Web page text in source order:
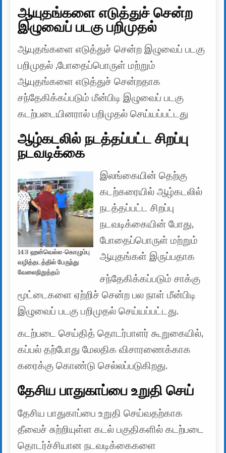
ஆயுதங்களை எடுத்துச் சென்ற
இழுவைப் படகு பறிமுதல்
ஆயுதங்களை எடுத்துச் சென்ற இழுவைப் படகு
பறிமுதல் ,போதைப்பொருள் மற்றும்
ஆயுதங்களை எடுத்துச் சென்றதாக
சந்தேகிக்கப்படும் மீன்பிடி இழுவைப் படகு
கடற்படையினரால் பறிமுதல் செய்யப்பட்டது
ஆழ்கடலில் நடத்தப்பட்ட சிறப்பு
நடவடிக்கை
143 ஹன்வெல்ல-கொழும்பு
வழித்தடத்தில் பேருந்து
வேலைநிறுத்தம்
இலங்கையின் தெற்கு
கடற்கரையில் ஆழ்கடலில்
நடத்தப்பட்ட சிறப்பு
நடவடிக்கையின் போது, ​​
போதைப்பொருள் மற்றும்
ஆயுதங்கள் இருப்பதாக
சந்தேகிக்கப்படும் சாக்கு
மூட்டைகளை ஏற்றிச் சென்ற பல நாள் மீன்பிடி
இழுவைப் படகு பறிமுதல் செய்யப்பட்டது.
கடற்படை செய்தித் தொடர்பாளர் கூறுகையில்,
கப்பல் தற்போது மேலதிக விசாரணைக்காக
கரைக்கு கொண்டு செல்லப்படுகிறது.
தேசிய பாதுகாப்பை உறுதி செய்
தேசிய பாதுகாப்பை உறுதி செய்வதற்காக
தீவைச் சுற்றியுள்ள கடல் பகுதிகளில் கடற்படை
தொடர்ச்சியான நடவடிக்கைகளை